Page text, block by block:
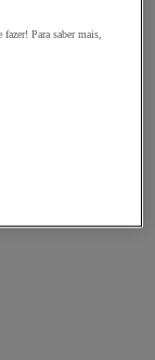
Para saber mais,